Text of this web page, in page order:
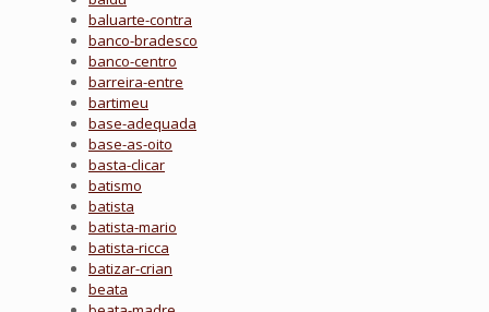
baluarte-contra
banco-bradesco
banco-centro
barreira-entre
bartimeu
base-adequada
base-as-oito
basta-clicar
batismo
batista
batista-mario
batista-ricca
batizar-crian
beata